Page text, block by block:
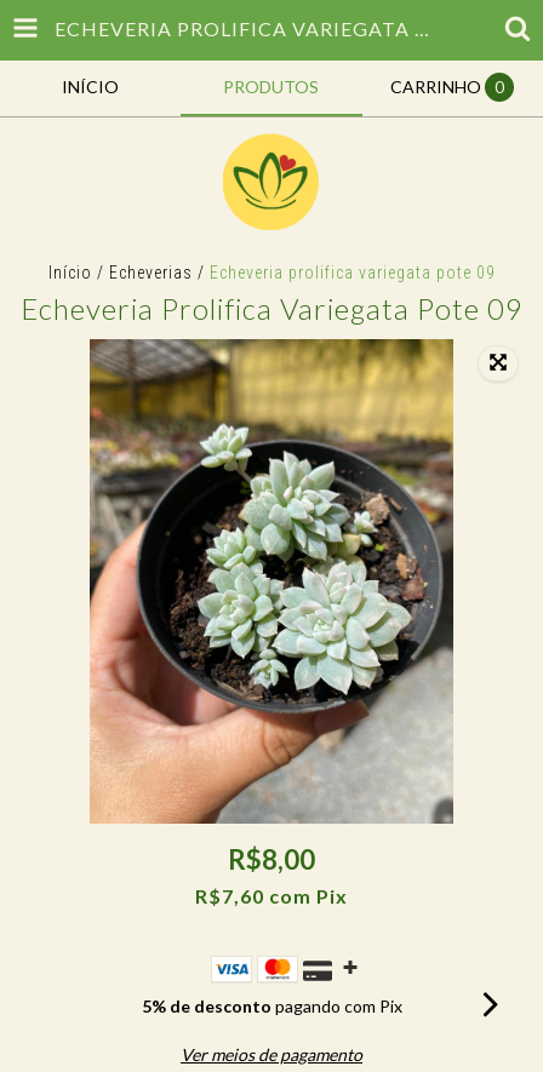
ECHEVERIA PROLIFICA VARIEGATA POTE 09
INÍCIO PRODUTOS CARRINHO 0
Início / Echeverias / Echeveria prolifica variegata pote 09
Echeveria Prolifica Variegata Pote 09
R$8,00
R$7,60 com Pix
5% de desconto pagando com Pix
Ver meios de pagamento